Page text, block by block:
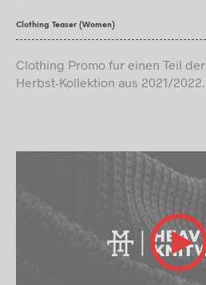
Clothing Teaser (Women)
Clothing Promo fur einen Teil der
Herbst-Kollektion aus 2021/2022.